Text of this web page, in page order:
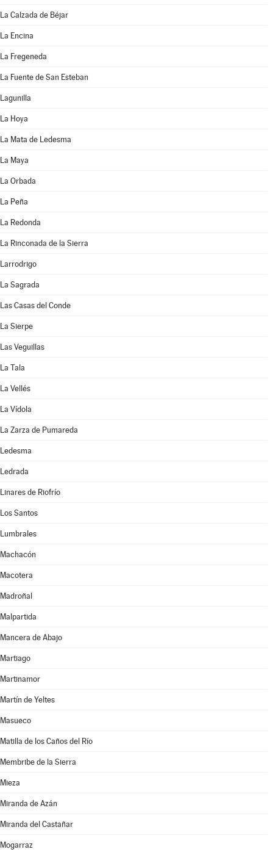
La Calzada de Béjar
La Encina
La Fregeneda
La Fuente de San Esteban
Lagunilla
La Hoya
La Mata de Ledesma
La Maya
La Orbada
La Peña
La Redonda
La Rinconada de la Sierra
Larrodrigo
La Sagrada
Las Casas del Conde
La Sierpe
Las Veguillas
La Tala
La Vellés
La Vídola
La Zarza de Pumareda
Ledesma
Ledrada
Linares de Riofrío
Los Santos
Lumbrales
Machacón
Macotera
Madroñal
Malpartida
Mancera de Abajo
Martiago
Martinamor
Martín de Yeltes
Masueco
Matilla de los Caños del Río
Membribe de la Sierra
Mieza
Miranda de Azán
Miranda del Castañar
Mogarraz